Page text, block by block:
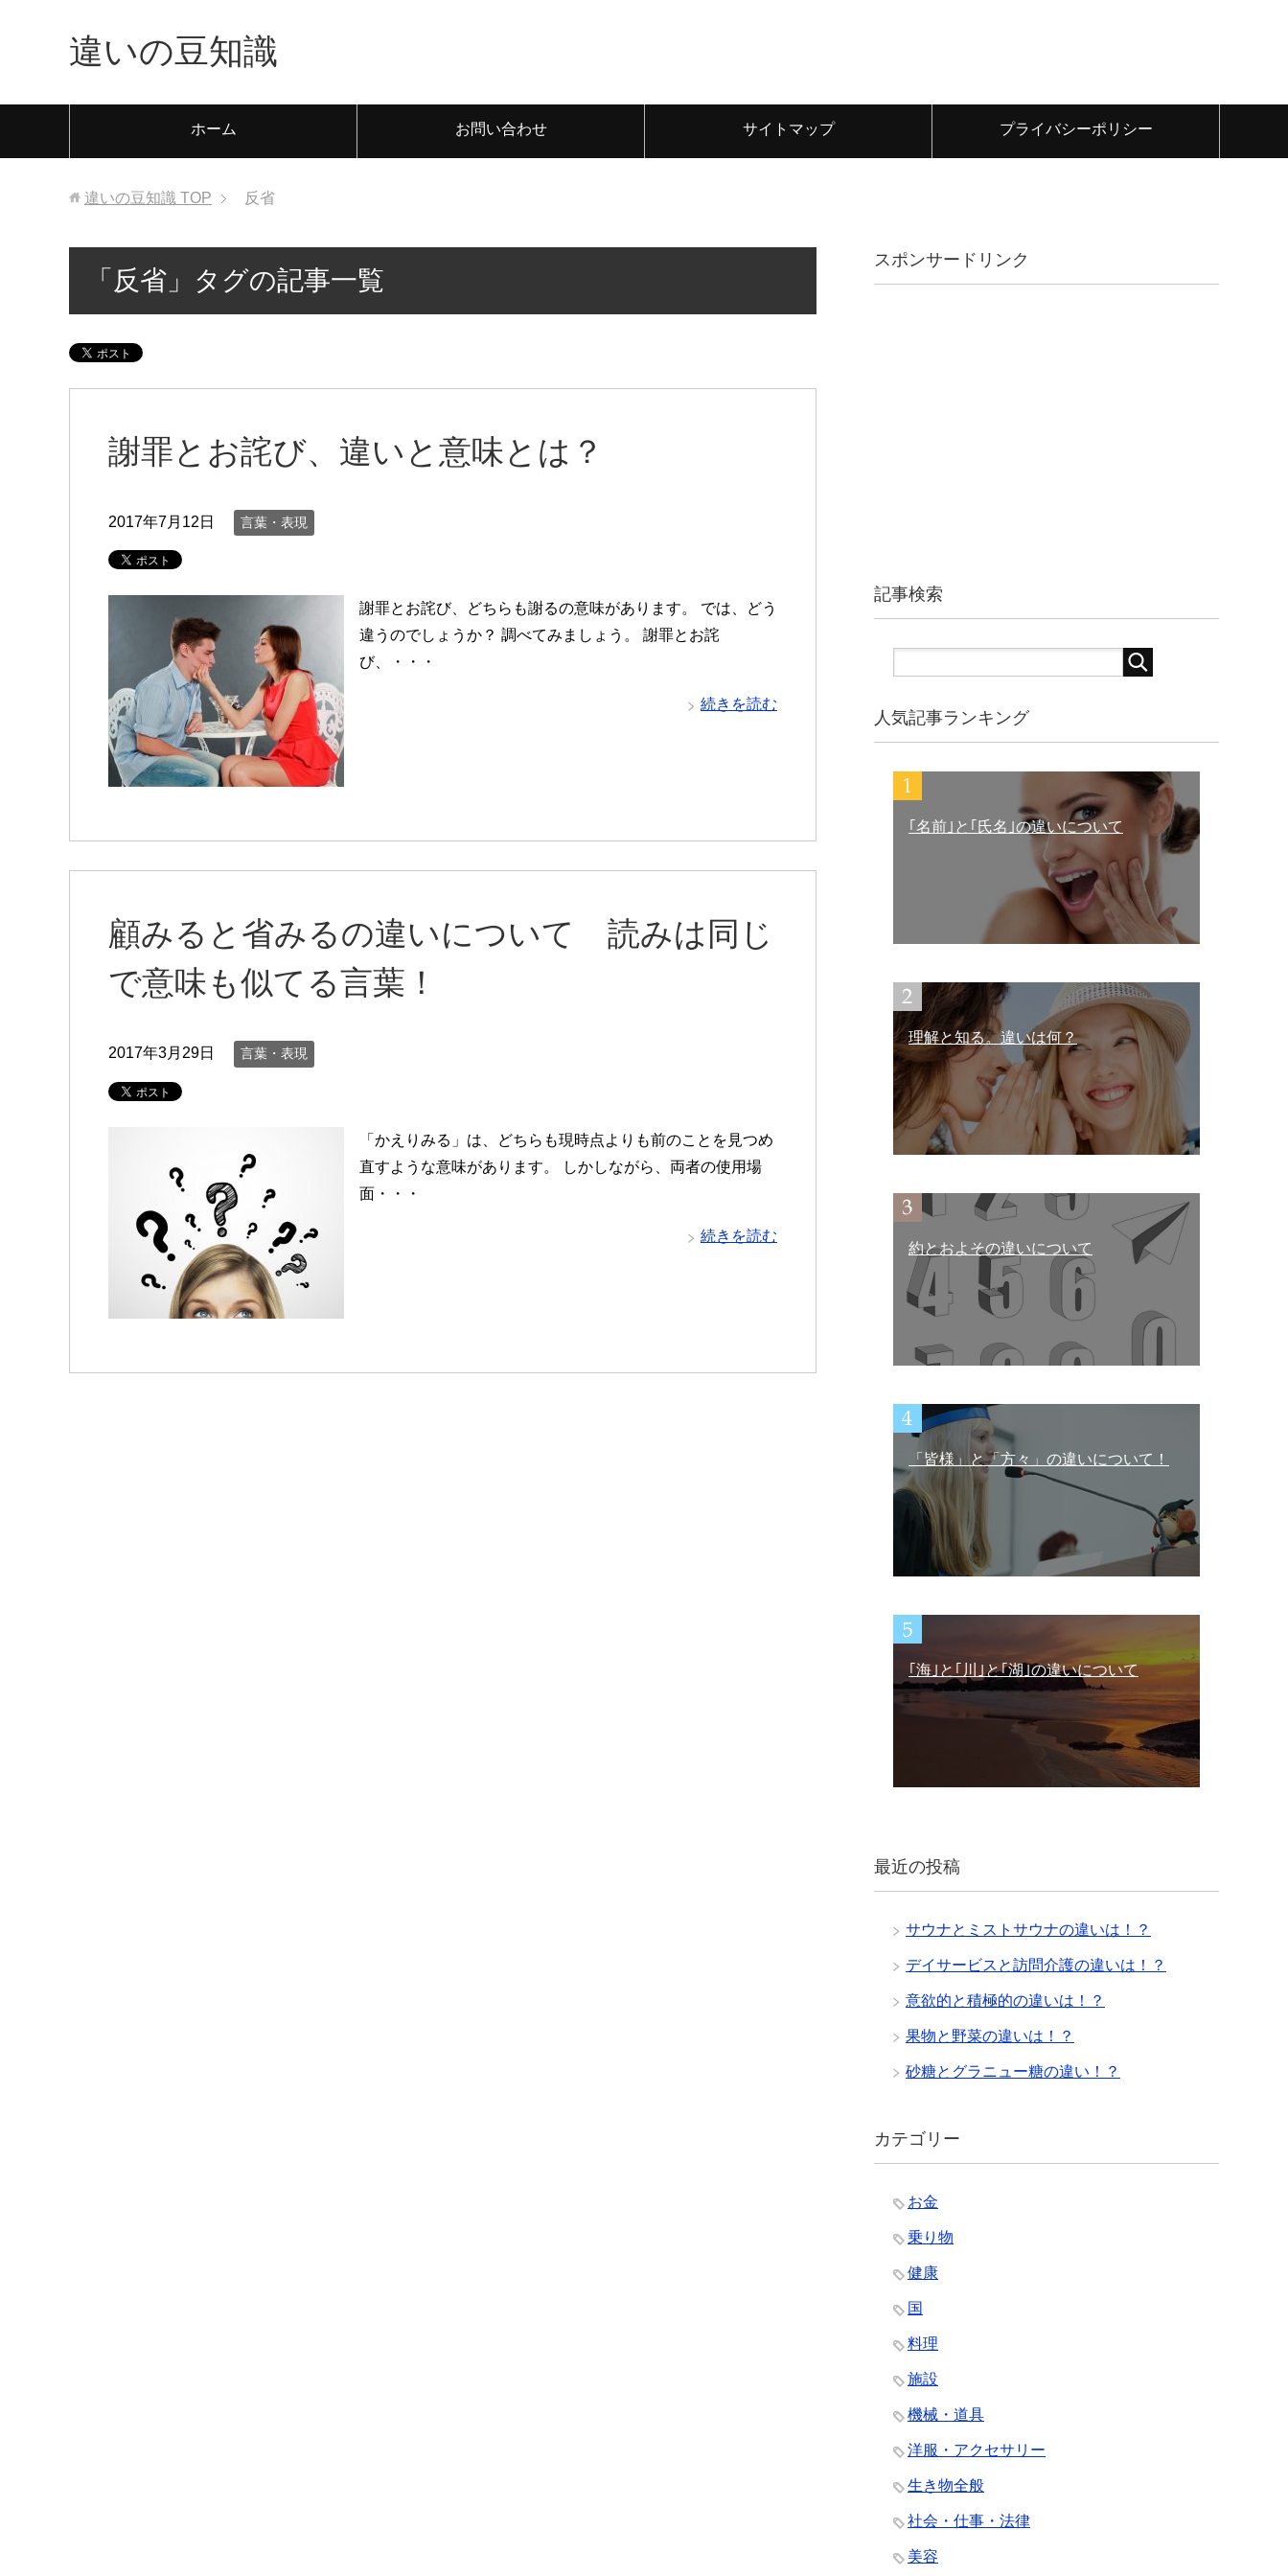
違いの豆知識
ホーム お問い合わせ サイトマップ プライバシーポリシー
違いの豆知識 TOP 反省
「反省」タグの記事一覧
謝罪とお詫び、違いと意味とは？
2017年7月12日 言葉・表現
謝罪とお詫び、どちらも謝るの意味があります。 では、どう
違うのでしょうか？ 調べてみましょう。 謝罪とお詫
び、・・・
続きを読む
顧みると省みるの違いについて 読みは同じ
で意味も似てる言葉！
2017年3月29日 言葉・表現
「かえりみる」は、どちらも現時点よりも前のことを見つめ
直すような意味があります。 しかしながら、両者の使用場
面・・・
続きを読む
スポンサードリンク
記事検索
人気記事ランキング
｢名前｣と｢氏名｣の違いについて
理解と知る。違いは何？
約とおよその違いについて
「皆様」と「方々」の違いについて！
｢海｣と｢川｣と｢湖｣の違いについて
最近の投稿
サウナとミストサウナの違いは！？
デイサービスと訪問介護の違いは！？
意欲的と積極的の違いは！？
果物と野菜の違いは！？
砂糖とグラニュー糖の違い！？
カテゴリー
お金
乗り物
健康
国
料理
施設
機械・道具
洋服・アクセサリー
生き物全般
社会・仕事・法律
美容